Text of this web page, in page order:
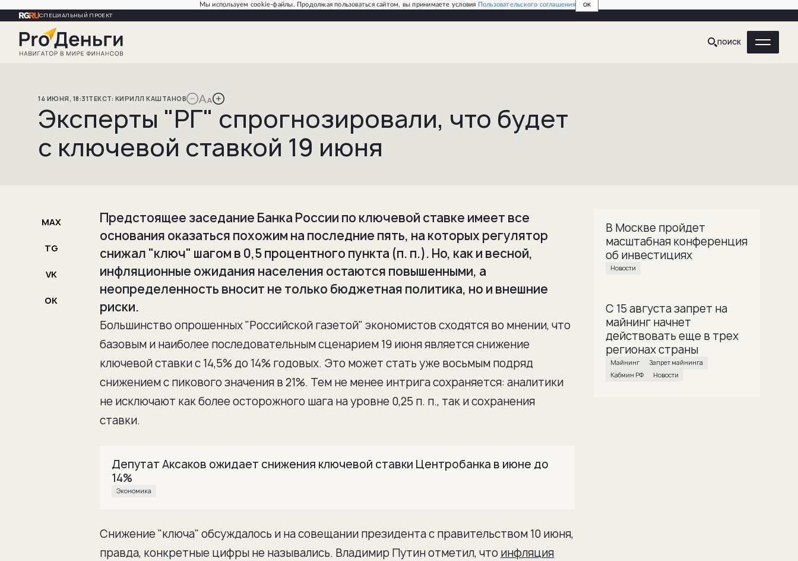
Мы используем cookie-файлы. Продолжая пользоваться сайтом, вы принимаете условия Пользовательского соглашения OK
СПЕЦИАЛЬНЫЙ ПРОЕКТ
ПОИСК
14 ИЮНЯ , 18:31 КИРИЛЛ КАШТАНОВ
Эксперты "РГ" спрогнозировали, что будет
с ключевой ставкой 19 июня
Предстоящее заседание Банка России по ключевой ставке имеет все
основания оказаться похожим на последние пять, на которых регулятор
снижал "ключ" шагом в 0,5 процентного пункта (п. п.). Но, как и весной,
инфляционные ожидания населения остаются повышенными, а
неопределенность вносит не только бюджетная политика, но и внешние
риски.
Большинство опрошенных "Российской газетой" экономистов сходятся во мнении, что
базовым и наиболее последовательным сценарием 19 июня является снижение
ключевой ставки с 14,5% до 14% годовых. Это может стать уже восьмым подряд
снижением с пикового значения в 21%. Тем не менее интрига сохраняется: аналитики
не исключают как более осторожного шага на уровне 0,25 п. п., так и сохранения
ставки.
Депутат Аксаков ожидает снижения ключевой ставки Центробанка в июне до
14%
Экономика
Снижение "ключа" обсуждалось и на совещании президента с правительством 10 июня,
правда, конкретные цифры не назывались. Владимир Путин отметил, что инфляция
MAX
TG
VK
OK
В Москве пройдет
масштабная конференция
об инвестициях
Новости
С 15 августа запрет на
майнинг начнет
действовать еще в трех
регионах страны
майнинг
Запрет майнинга
Кабмин РФ
Новости